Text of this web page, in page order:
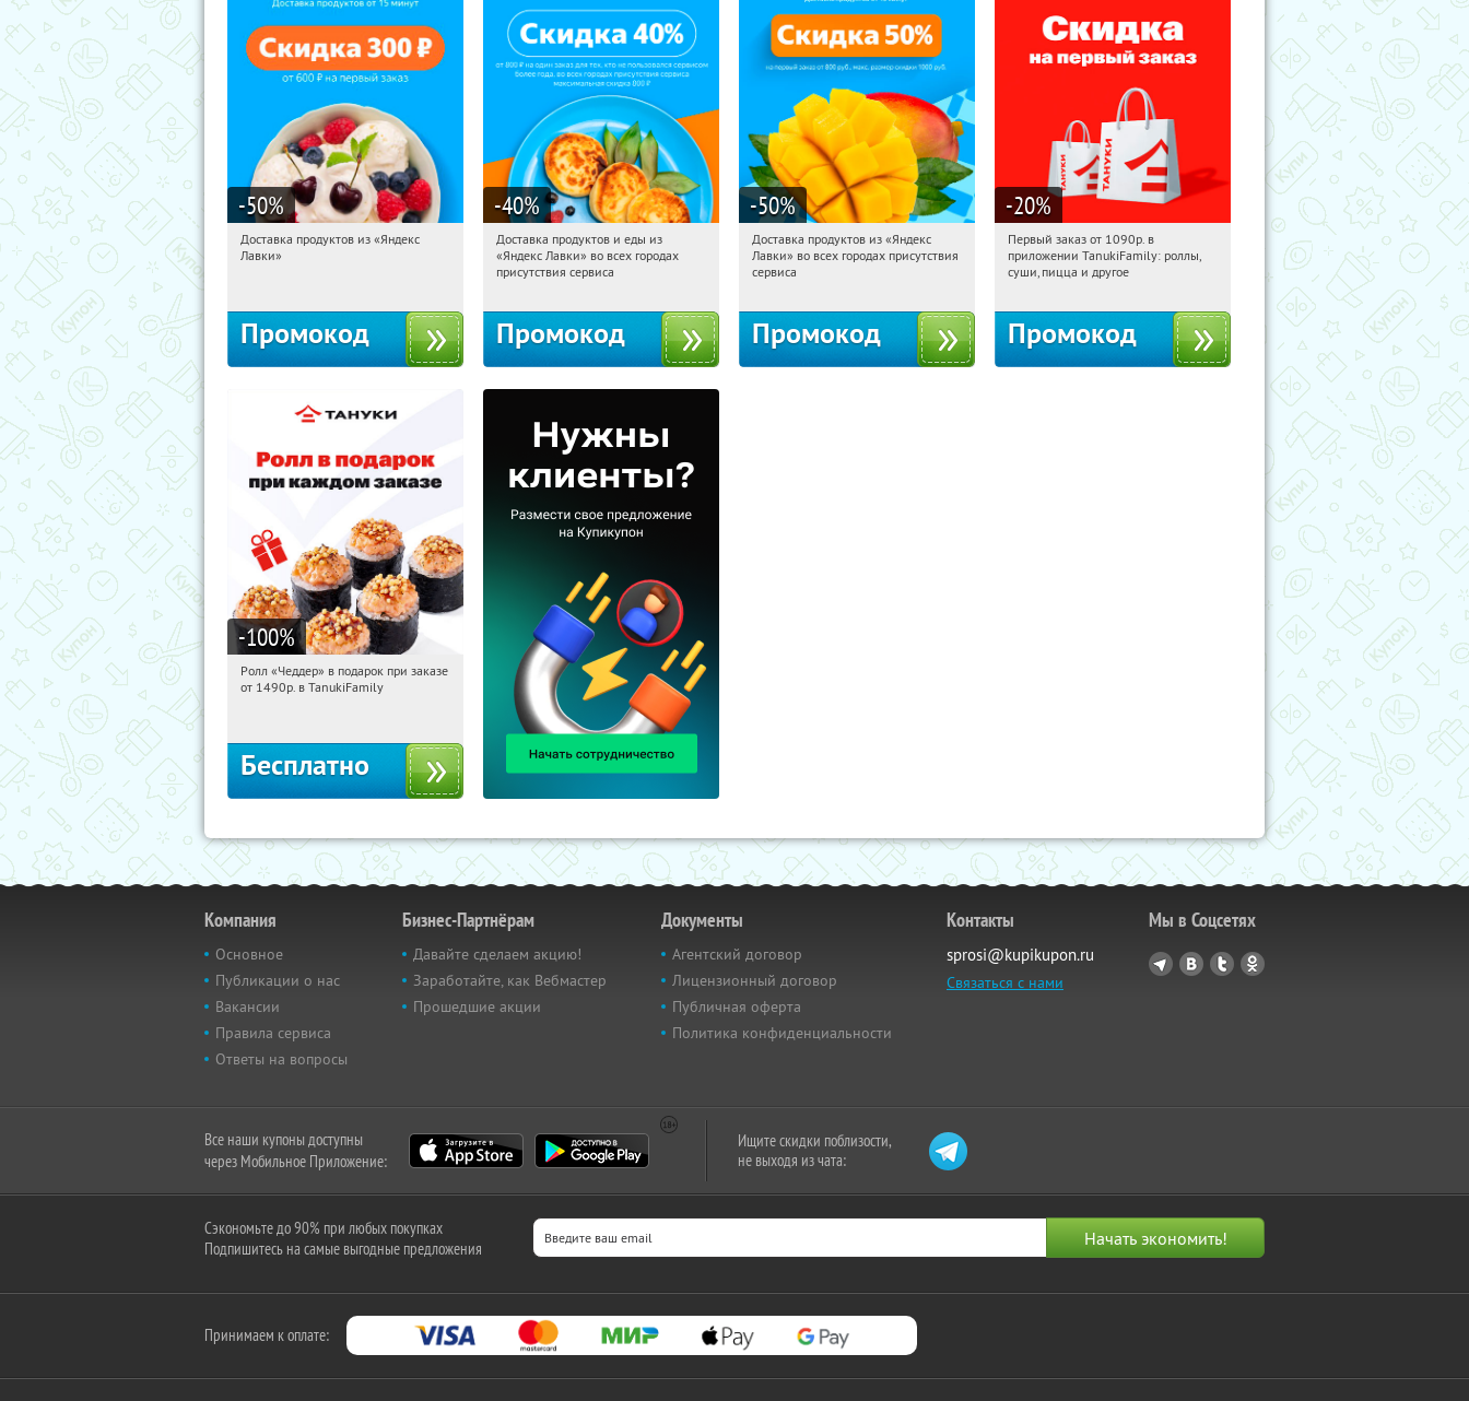
-50%
16:49:41 Получили:
Доставка продуктов из «Яндекс
Лавки»
Промокод
-40%
16:49:41 Получили:
Россия
Доставка продуктов и еды из
«Яндекс Лавки» во всех городах
присутствия сервиса
Промокод
-50%
16:49:41 Получили:
Россия
Доставка продуктов из «Яндекс
Лавки» во всех городах присутствия
сервиса
Промокод
-20%
16:49:41 Получили:
Россия
Первый заказ от 1090р. в
приложении TanukiFamily: роллы,
суши, пицца и другое
Промокод
-100%
16:49:41 Получили:108
Ролл «Чеддер» в подарок при заказе
от 1490р. в TanukiFamily
Бесплатно
Компания
Основное
Публикации о нас
Вакансии
Правила сервиса
Ответы на вопросы
Бизнес-Партнёрам
Давайте сделаем акцию!
Заработайте, как Вебмастер
Прошедшие акции
Документы
Агентский договор
Лицензионный договор
Публичная оферта
Политика конфиденциальности
Контакты
sprosi@kupikupon.ru
Связаться с нами
Мы в Соцсетях
Все наши купоны доступны
через Мобильное Приложение:
Ищите скидки поблизости,
не выходя из чата:
Сэкономьте до 90% при любых покупках
Подпишитесь на самые выгодные предложения
Принимаем к оплате: